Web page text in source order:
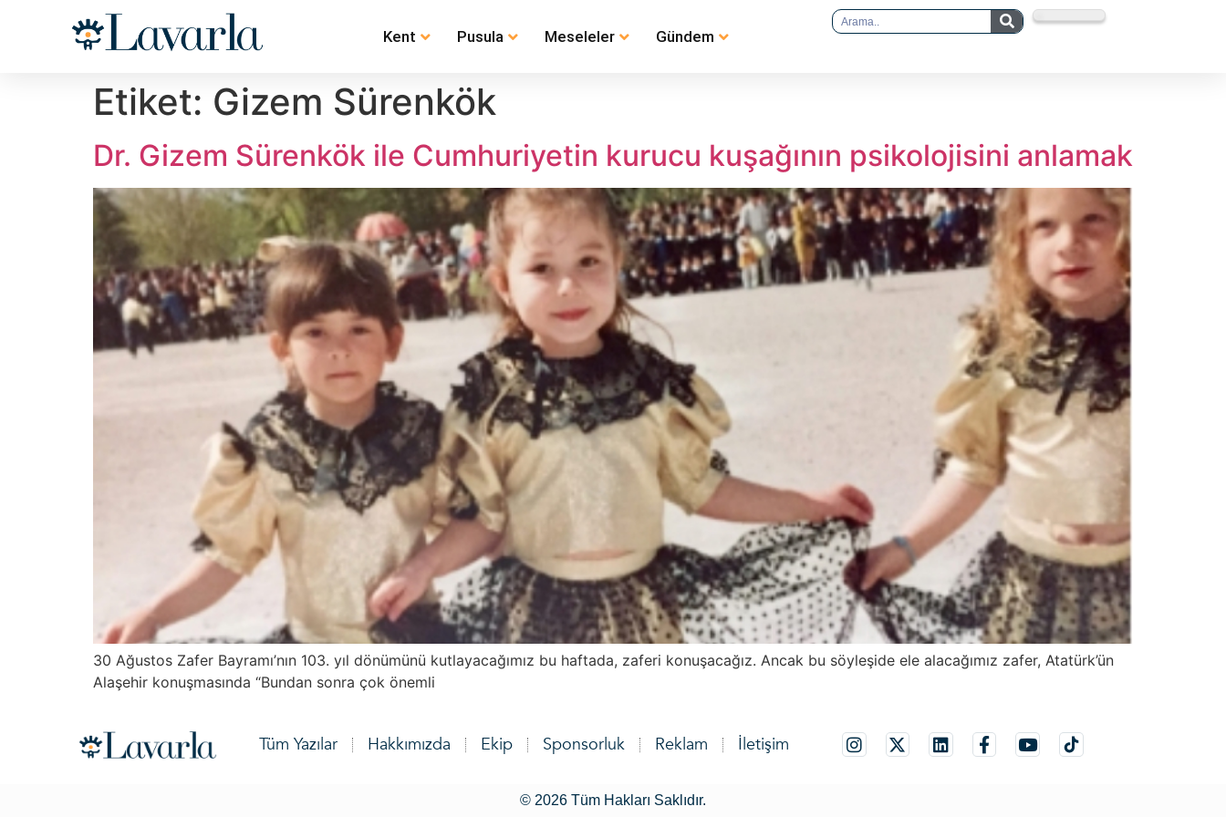
Kent Pusula Meseleler Gündem
Etiket: Gizem Sürenkök
Dr. Gizem Sürenkök ile Cumhuriyetin kurucu kuşağının psikolojisini anlamak
30 Ağustos Zafer Bayramı’nın 103. yıl dönümünü kutlayacağımız bu haftada, zaferi konuşacağız. Ancak bu söyleşide ele alacağımız zafer, Atatürk’ün
Alaşehir konuşmasında “Bundan sonra çok önemli
Tüm Yazılar Hakkımızda Ekip Sponsorluk Reklam İletişim
© 2026 Tüm Hakları Saklıdır.